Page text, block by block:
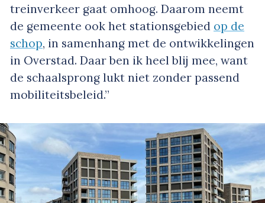
treinverkeer gaat omhoog. Daarom neemt
de gemeente ook het stationsgebied op de
schop, in samenhang met de ontwikkelingen
in Overstad. Daar ben ik heel blij mee, want
de schaalsprong lukt niet zonder passend
mobiliteitsbeleid.”